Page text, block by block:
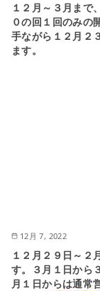
１２月～３月まで
０の回１回のみの
手ながら１２月２
ます。
12月 7, 2022
１２月２９日～２
す。３月１日から
月１日からは通常